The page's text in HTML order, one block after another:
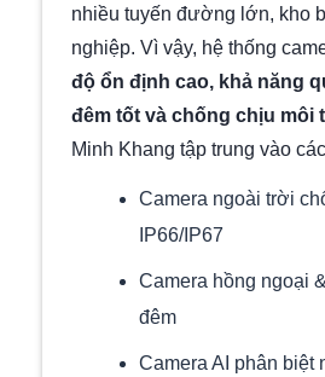
nhiều tuyến đường lớn, kho
nghiệp. Vì vậy, hệ thống
độ ổn định cao, khả năng
đêm tốt và chống chịu môi
Minh Khang tập trung vào
Camera ngoài trời
IP66/IP67
Camera hồng ngoại
đêm
Camera AI phân biệt